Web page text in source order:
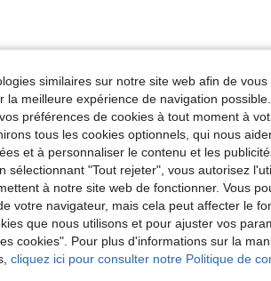
Utile (5)
similaires sur notre site web afin de
meilleure expérience de navigation
préférences de cookies à tout moment à
tous les cookies optionnels, qui nous
et à personnaliser le contenu et les
sélectionnant "Tout rejeter", vous autorisez
à notre site web de fonctionner. Vous
votre navigateur, mais cela peut affecter le
que nous utilisons et pour ajuster vos
cookies". Pour plus d'informations sur la
cliquez ici pour consulter notre Politique de